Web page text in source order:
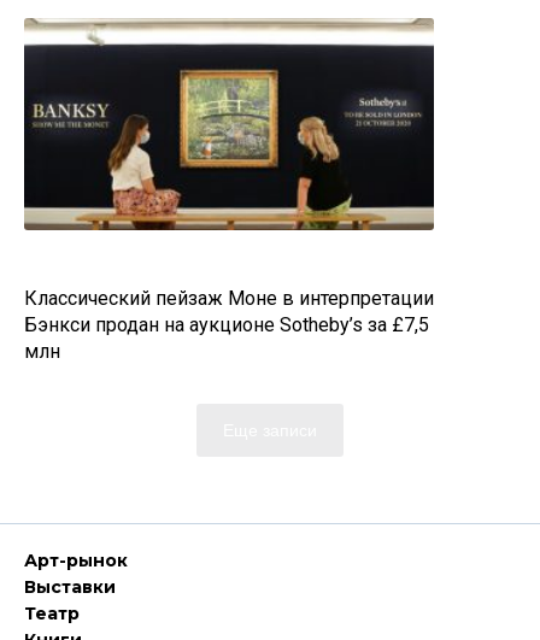
Классический пейзаж Моне в интерпретации
Бэнкси продан на аукционе Sotheby’s за £7,5
млн
Арт-рынок
Выставки
Театр